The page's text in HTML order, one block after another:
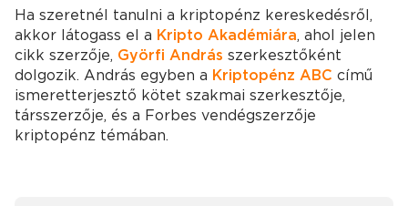
Ha szeretnél tanulni a kriptopénz kereskedésről,
akkor látogass el a Kripto Akadémiára, ahol jelen
cikk szerzője, Györfi András szerkesztőként
dolgozik. András egyben a Kriptopénz ABC című
ismeretterjesztő kötet szakmai szerkesztője,
társszerzője, és a Forbes vendégszerzője
kriptopénz témában.